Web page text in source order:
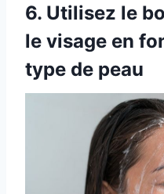
6. Utilisez le
le visage en
type de peau